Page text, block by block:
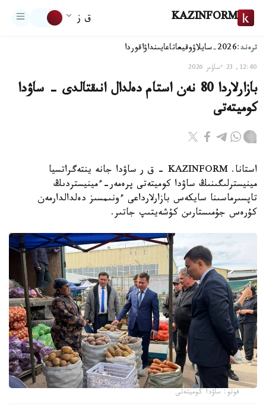
KAZINFORM ق ز
ترەند:2026-سايلاۋ وقيعاتاعايىنداۋاقوردا
12:40, 23 ءساۋىر 2026
بازارلاردا 80 نەن استام دەلدال انىقتالدى - ساۋدا
كوميتەتى
استانا. KAZINFORM - ق ر ساۋدا جانە ينتەگراتسيا
مينيسترلىگىنىڭ ساۋدا كوميتەتى پرەمەر-ءمينيستردىڭ
تاپسىرماسىنا سايكەس بازارلارداعى ءونىمسىز دەلدالدارمەن
كۇرەس جۇمىستارىن كۇشەيتىپ جاتىر.
فوتو: ساۋدا كوميتەتى